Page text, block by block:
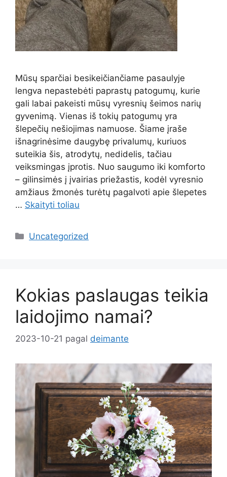
Mūsų sparčiai besikeičiančiame pasaulyje
lengva nepastebėti paprastų patogumų, kurie
gali labai pakeisti mūsų vyresnių šeimos narių
gyvenimą. Vienas iš tokių patogumų yra
šlepečių nešiojimas namuose. Šiame įraše
išnagrinėsime daugybę privalumų, kuriuos
suteikia šis, atrodytų, nedidelis, tačiau
veiksmingas įprotis. Nuo saugumo iki komforto
– gilinsimės į įvairias priežastis, kodėl vyresnio
amžiaus žmonės turėtų pagalvoti apie šlepetes
… Skaityti toliau
Kategorijos
Uncategorized
Kokias paslaugas teikia
laidojimo namai?
2023-10-21 pagal deimante